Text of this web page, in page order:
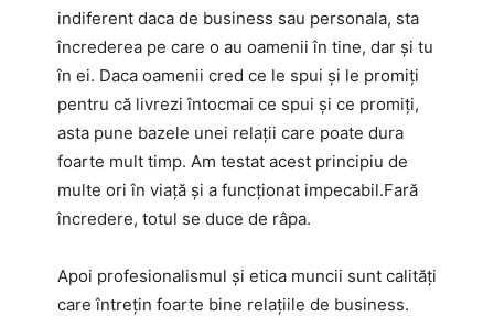
indiferent daca de business sau personala, sta
încrederea pe care o au oamenii în tine, dar și tu
în ei. Daca oamenii cred ce le spui și le promiți
pentru că livrezi întocmai ce spui și ce promiți,
asta pune bazele unei relații care poate dura
foarte mult timp. Am testat acest principiu de
multe ori în viață și a funcționat impecabil.Fară
încredere, totul se duce de râpa.
Apoi profesionalismul și etica muncii sunt calități
care întrețin foarte bine relațiile de business.